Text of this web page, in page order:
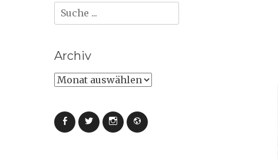
Suche
nach:
Archiv
Archiv
FacebookTwitter InstagramWebseite